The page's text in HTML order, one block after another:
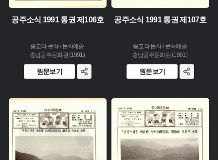
공주소식 1991 통권 제106호
종교와 문화 / 문화예술
충남공주문화원 (1991)
원문보기
공주소식 1991 통권 제107호
종교와 문화 / 문화예술
충남공주문화원 (1991)
원문보기
주제 :
유형 :
소장 :
주제 :
유형 :
생산 :
소장 :